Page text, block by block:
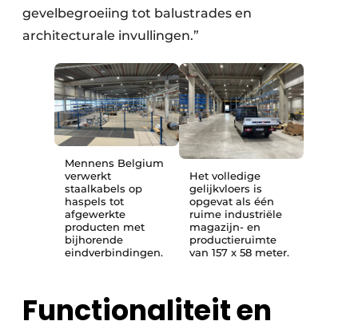
gevelbegroeiing tot balustrades en
architecturale invullingen.”
Mennens Belgium
verwerkt
staalkabels op
haspels tot
afgewerkte
producten met
bijhorende
eindverbindingen.
Het volledige
gelijkvloers is
opgevat als één
ruime industriële
magazijn- en
productieruimte
van 157 x 58 meter.
Functionaliteit en